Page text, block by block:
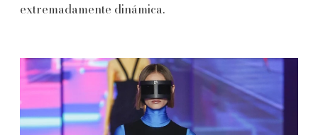
extremadamente dinámica.